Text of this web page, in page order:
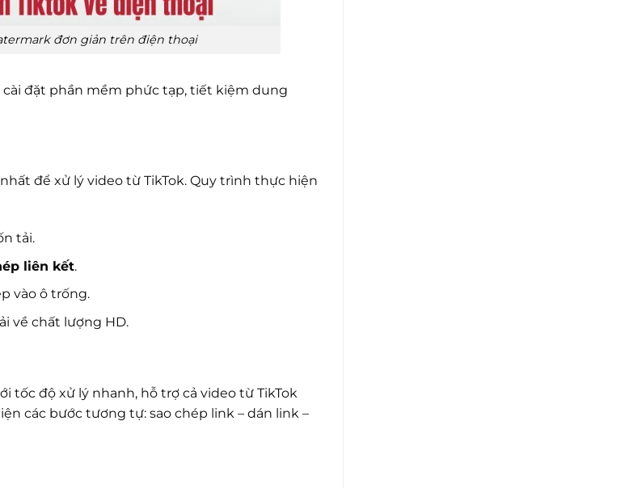
đơn giản trên điện thoại
cài đặt phần mềm phức tạp, tiết kiệm dung
để xử lý video từ TikTok. Quy trình thực hiện
tải.
liên kết.
vào ô trống.
về chất lượng HD.
tốc độ xử lý nhanh, hỗ trợ cả video từ TikTok
các bước tương tự: sao chép link – dán link –